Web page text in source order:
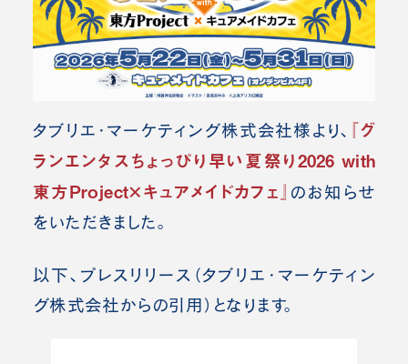
タブリエ・マーケティング株式会社様より、 『グ
ランエンタスちょっぴり早い夏祭り2026 with
東方Project×キュアメイドカフェ』 のお知らせ
をいただきました。
以下、プレスリリース（タブリエ・マーケティン
グ株式会社からの引用）となります。